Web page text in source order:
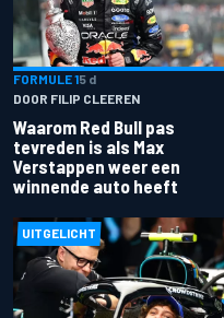
FORMULE 15 d
DOOR FILIP CLEEREN
Waarom Red Bull pas
tevreden is als Max
Verstappen weer een
winnende auto heeft
UITGELICHT